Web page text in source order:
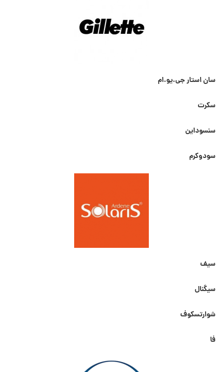
سان استار جی.یو.ام
سکرت
سنسوداین
سودوکرم
سیف
سیگنال
شوارتسکوف
فا